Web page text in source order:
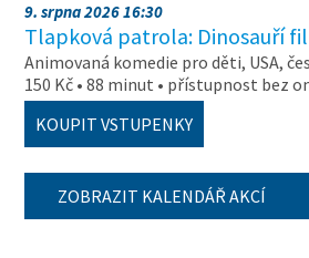
9. srpna 2026 16:30
Tlapková patrola: Dinosauří
Animovaná komedie pro děti, USA,
150 Kč • 88 minut • přístupnost bez
KOUPIT VSTUPENKY
ZOBRAZIT KALENDÁŘ AKCÍ